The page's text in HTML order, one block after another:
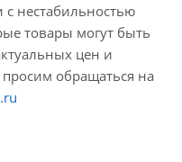
с нестабильностью
товары могут быть
цен и
просим обращаться на